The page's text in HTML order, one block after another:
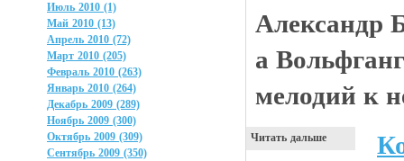
Июль 2010 (1)
Май 2010 (13)
Апрель 2010 (72)
Март 2010 (205)
Февраль 2010 (263)
Январь 2010 (264)
Декабрь 2009 (289)
Ноябрь 2009 (300)
Октябрь 2009 (309)
Сентябрь 2009 (350)
Александр
а
мелодий к
Читать дальше